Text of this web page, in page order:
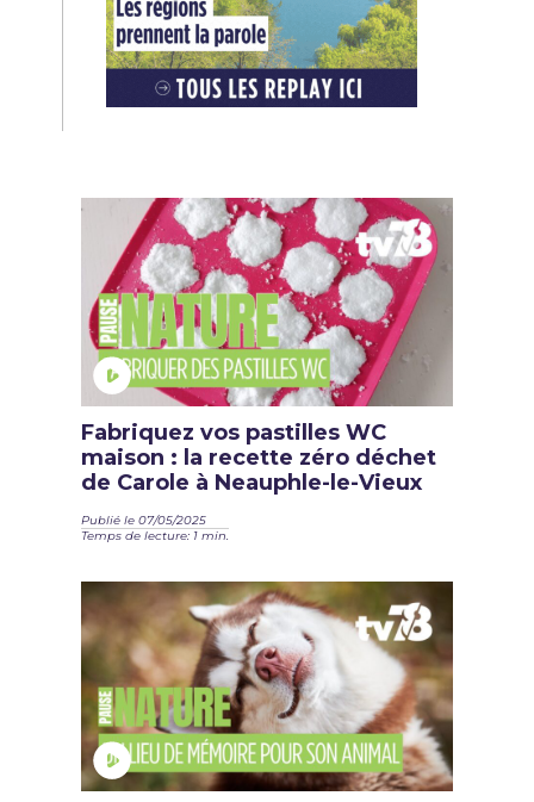
Fabriquez vos pastilles WC
maison : la recette zéro déchet
de Carole à Neauphle-le-Vieux
Publié le 07/05/2025
Temps de lecture: 1 min.